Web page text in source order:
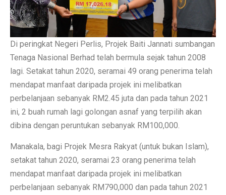
Di peringkat Negeri Perlis, Projek Baiti Jannati sumbangan
Tenaga Nasional Berhad telah bermula sejak tahun 2008
lagi. Setakat tahun 2020, seramai 49 orang penerima telah
mendapat manfaat daripada projek ini melibatkan
perbelanjaan sebanyak RM2.45 juta dan pada tahun 2021
ini, 2 buah rumah lagi golongan asnaf yang terpilih akan
dibina dengan peruntukan sebanyak RM100,000.
Manakala, bagi Projek Mesra Rakyat (untuk bukan Islam),
setakat tahun 2020, seramai 23 orang penerima telah
mendapat manfaat daripada projek ini melibatkan
perbelanjaan sebanyak RM790,000 dan pada tahun 2021